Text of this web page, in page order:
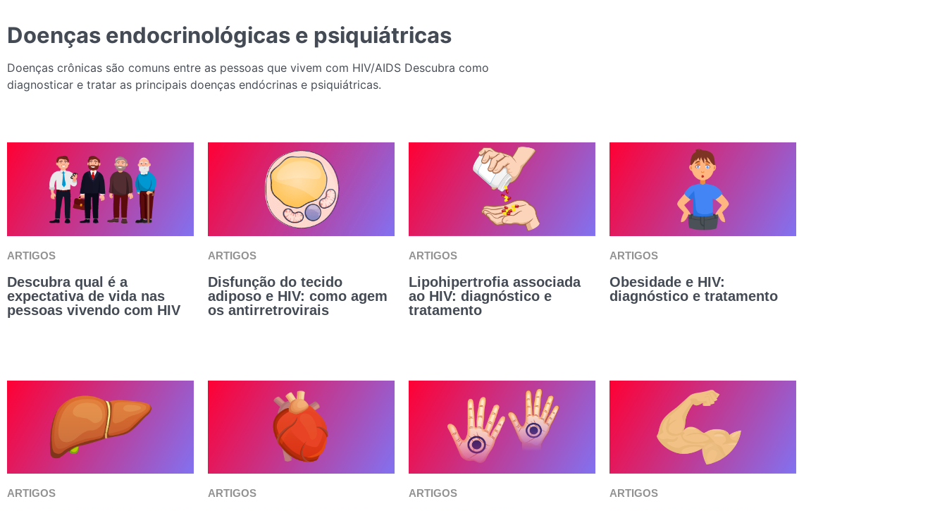
Doenças endocrinológicas e psiquiátricas
Doenças crônicas são comuns entre as pessoas que vivem com HIV/AIDS Descubra como
diagnosticar e tratar as principais doenças endócrinas e psiquiátricas.
ARTIGOS
Descubra qual é a
expectativa de vida nas
pessoas vivendo com HIV
ARTIGOS
Disfunção do tecido
adiposo e HIV: como agem
os antirretrovirais
ARTIGOS
Lipohipertrofia associada
ao HIV: diagnóstico e
tratamento
ARTIGOS
Obesidade e HIV:
diagnóstico e tratamento
ARTIGOS ARTIGOS ARTIGOS ARTIGOS